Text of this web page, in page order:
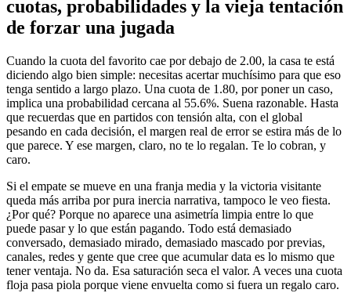
cuotas, probabilidades y la vieja tentación
de forzar una jugada
Cuando la cuota del favorito cae por debajo de 2.00, la casa te está
diciendo algo bien simple: necesitas acertar muchísimo para que eso
tenga sentido a largo plazo. Una cuota de 1.80, por poner un caso,
implica una probabilidad cercana al 55.6%. Suena razonable. Hasta
que recuerdas que en partidos con tensión alta, con el global
pesando en cada decisión, el margen real de error se estira más de lo
que parece. Y ese margen, claro, no te lo regalan. Te lo cobran, y
caro.
Si el empate se mueve en una franja media y la victoria visitante
queda más arriba por pura inercia narrativa, tampoco le veo fiesta.
¿Por qué? Porque no aparece una asimetría limpia entre lo que
puede pasar y lo que están pagando. Todo está demasiado
conversado, demasiado mirado, demasiado mascado por previas,
canales, redes y gente que cree que acumular data es lo mismo que
tener ventaja. No da. Esa saturación seca el valor. A veces una cuota
floja pasa piola porque viene envuelta como si fuera un regalo caro.